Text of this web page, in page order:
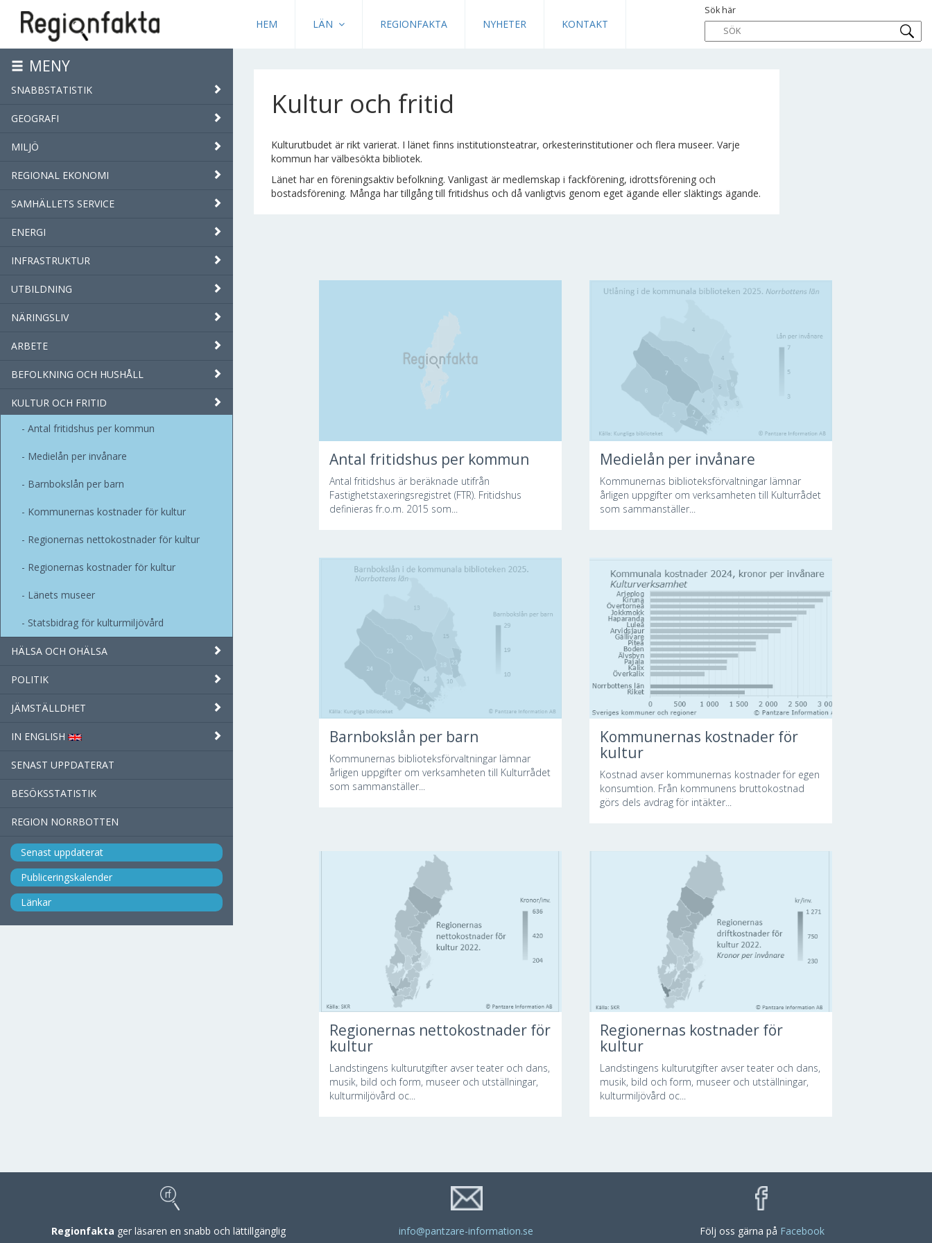
HEM LÄN REGIONFAKTA NYHETER KONTAKT
Sök här
MENY
SNABBSTATISTIK
GEOGRAFI
MILJÖ
REGIONAL EKONOMI
SAMHÄLLETS SERVICE
ENERGI
INFRASTRUKTUR
UTBILDNING
NÄRINGSLIV
ARBETE
BEFOLKNING OCH HUSHÅLL
KULTUR OCH FRITID
Antal fritidshus per kommun
Medielån per invånare
Barnbokslån per barn
Kommunernas kostnader för kultur
Regionernas nettokostnader för kultur
Regionernas kostnader för kultur
Länets museer
Statsbidrag för kulturmiljövård
HÄLSA OCH OHÄLSA
POLITIK
JÄMSTÄLLDHET
IN ENGLISH
SENAST UPPDATERAT
BESÖKSSTATISTIK
REGION NORRBOTTEN
Senast uppdaterat
Publiceringskalender
Länkar
Kultur och fritid
Kulturutbudet är rikt varierat. I länet finns institutionsteatrar, orkesterinstitutioner och flera museer. Varje
kommun har välbesökta bibliotek.
Länet har en föreningsaktiv befolkning. Vanligast är medlemskap i fackförening, idrottsförening och
bostadsförening. Många har tillgång till fritidshus och då vanligtvis genom eget ägande eller släktings ägande.
Antal fritidshus per kommun
Antal fritidshus är beräknade utifrån
Fastighetstaxeringsregistret (FTR). Fritidshus
definieras fr.o.m. 2015 som...
Medielån per invånare
Kommunernas biblioteksförvaltningar lämnar
årligen uppgifter om verksamheten till Kulturrådet
som sammanställer...
Barnbokslån per barn
Kommunernas biblioteksförvaltningar lämnar
årligen uppgifter om verksamheten till Kulturrådet
som sammanställer...
Kommunernas kostnader för
kultur
Kostnad avser kommunernas kostnader för egen
konsumtion. Från kommunens bruttokostnad
görs dels avdrag för intäkter...
Regionernas nettokostnader för
kultur
Landstingens kulturutgifter avser teater och dans,
musik, bild och form, museer och utställningar,
kulturmiljövård oc...
Regionernas kostnader för
kultur
Landstingens kulturutgifter avser teater och dans,
musik, bild och form, museer och utställningar,
kulturmiljövård oc...
Regionfakta ger läsaren en snabb och lättillgänglig info@pantzare-information.se Följ oss gärna på Facebook